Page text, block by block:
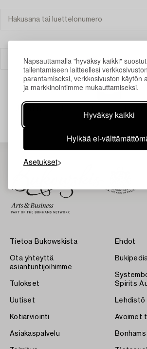
Napsauttamalla "hyväksy kaikki"
tallentamiseen laitteellesi
parantamiseksi, verkkosivuston käytön
ja markkinointimme mukauttamiseksi.
Hyväksy kaikki
Hylkää ei-
Asetukset
Suodatin
Juuri nyt ei löytynyt hakuasi
Tietoa Bukowskista
Ota yhteyttä
asiantuntijoihimme
Tulokset
Uutiset
Kotiarviointi
Asiakaspalvelu
Ehdot
Spirits
Lehdistö
Avoimet